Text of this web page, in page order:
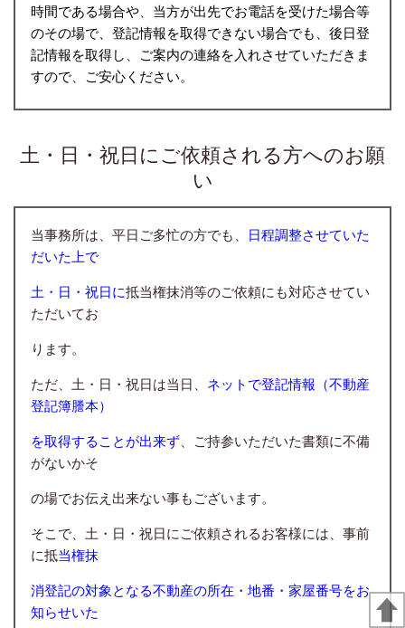
時間である場合や、当方が出先でお電話を受けた場合等
のその場で、登記情報を取得できない場合でも、後日登
記情報を取得し、ご案内の連絡を入れさせていただきま
すので、ご安心ください。
土・日・祝日にご依頼される方へのお願
い
当事務所は、平日ご多忙の方でも、
日程調整させていた
だいた上で
土・日・祝日に抵当権抹消等のご依頼にも対応させてい
ただいてお
ります。
ただ、土・日・祝日は当日、 ネットで登記情報（不動産
登記簿謄本）
を取得することが出来ず、ご持参いただいた書類に不備
がないかそ
の場でお伝え出来ない事もございます。
そこで、土・日・祝日にご依頼されるお客様には、事前
に抵当権抹
消登記の対象となる不動産の所在・地番・家屋番号をお
知らせいた